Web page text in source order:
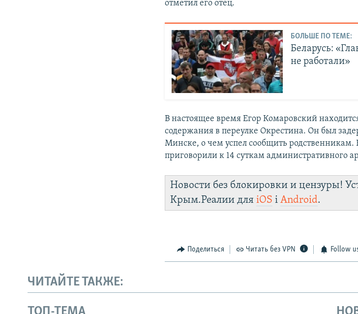
отметил его отец.
БОЛЬШЕ ПО ТЕМЕ:
Беларусь:
не работали»
В настоящее время Егор Комаровский
содержания в переулке Окрестина. Он был
Минске, о чем успел сообщить
приговорили к 14 суткам административного
Новости без блокировки и цензуры!
Крым.Реалии дляiOS іAndroid.
Поделиться Читать без VPN Follow
ЧИТАЙТЕ ТАКЖЕ: